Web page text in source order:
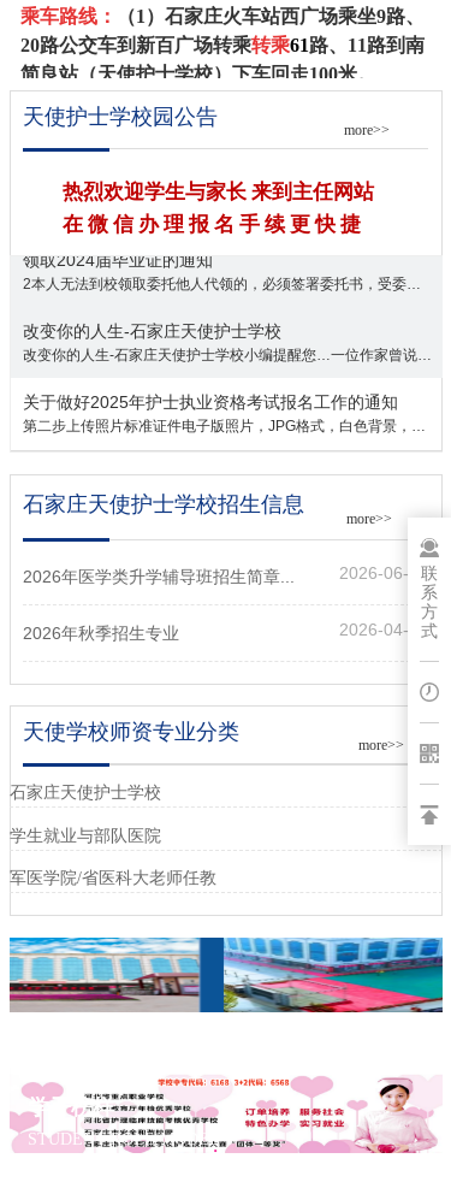
联
系
方
式
乘车路线：
（1）石家庄火车站西广场乘坐9路、
20路公交车到新百广场转乘转乘61路、11路到南
简良站（天使护士学校）下车回走100米。
（2） 石家庄火车北站乘坐
华路口
转乘61路、西二环合作路口 转乘11路到
联系电话:189319957420311-83875412报名Q
278688217
详细>>
天使护士学校园公告
2026年医学类升学辅导班招生简章... 2026-06-27
2026年秋季招生专业 2026-04-25
天使学校师资专业分类
石家庄天使护士学校招生信息
领取2024届毕业证的通知
热烈欢迎学生与家长 来到主任网站
在 微 信 办 理 报 名 手 续 更 快 捷
石家庄天使护士学校
学生就业与部队医院
军医学院/省医科大老师任教
more>>
more>>
more>>
学子榜样
STUDENT ROLE MODEL